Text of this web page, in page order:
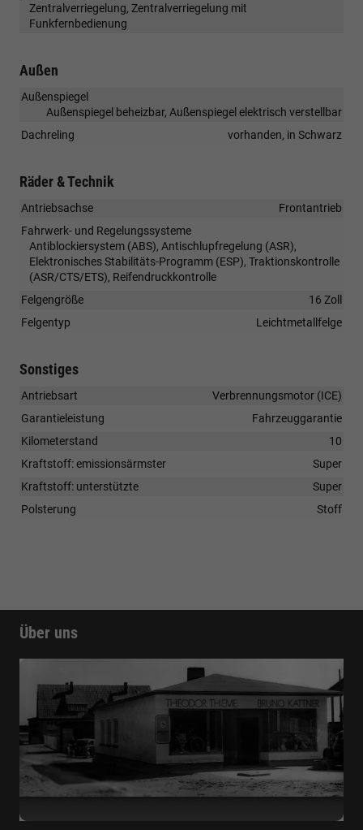
Zentralverriegelung, Zentralverriegelung mit
Funkfernbedienung
Außen
Außenspiegel
Außenspiegel beheizbar, Außenspiegel elektrisch verstellbar
Dachreling
vorhanden, in Schwarz
Räder & Technik
Antriebsachse
Frontantrieb
Fahrwerk- und Regelungssysteme
Antiblockiersystem (ABS), Antischlupfregelung (ASR),
Elektronisches Stabilitäts-Programm (ESP), Traktionskontrolle
(ASR/CTS/ETS), Reifendruckkontrolle
Felgengröße
16 Zoll
Felgentyp
Leichtmetallfelge
Sonstiges
Antriebsart
Verbrennungsmotor (ICE)
Garantieleistung
Fahrzeuggarantie
Kilometerstand
10
Kraftstoff: emissionsärmster
Super
Kraftstoff: unterstützte
Super
Polsterung
Stoff
Über uns